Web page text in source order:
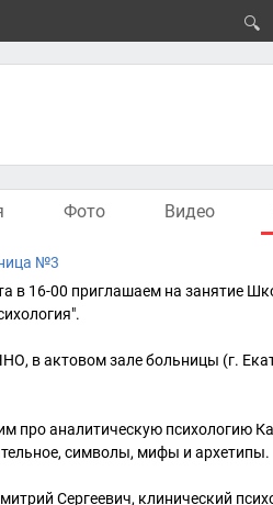
🔍
Фото Видео
№3
в 16-00 приглашаем на занятие
в актовом зале больницы (г.
про аналитическую психологию
символы, мифы и архетипы.
Сергеевич, клинический